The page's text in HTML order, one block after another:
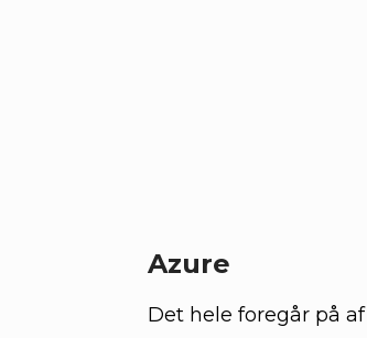
Azure
Det hele foregår på